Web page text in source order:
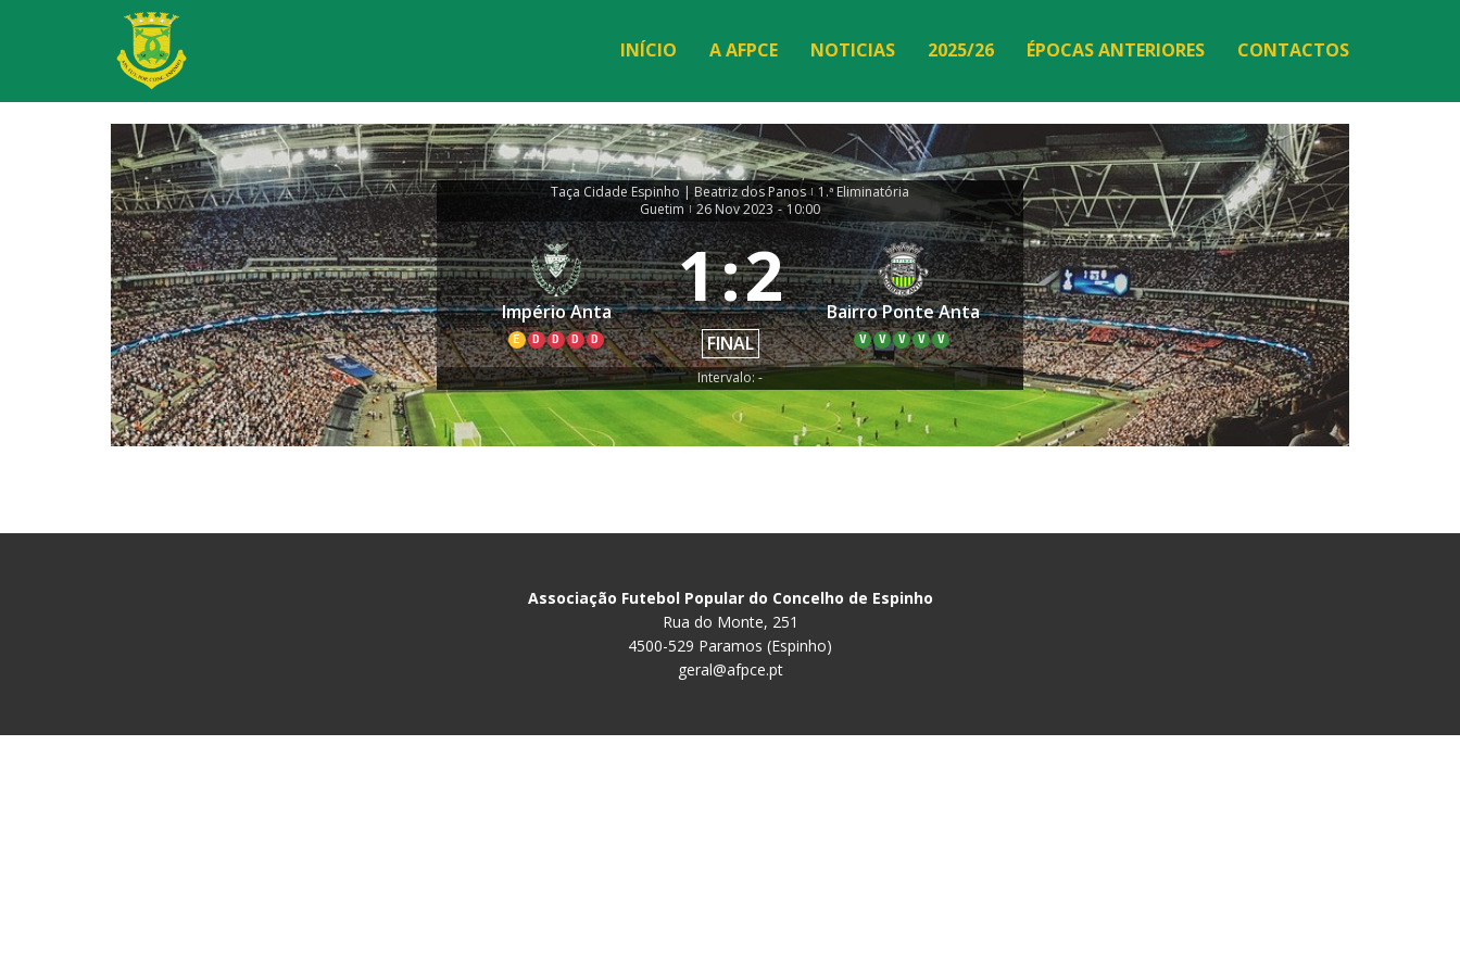
INÍCIO A AFPCE NOTICIAS 2025/26 ÉPOCAS ANTERIORES CONTACTOS
Taça Cidade Espinho | Beatriz dos Panos | 1.ª Eliminatória
Guetim | 26 Nov 2023 - 10:00
Império Anta
E D D D D
1:2
FINAL
Bairro Ponte Anta
V V V V V
Intervalo: -
Associação Futebol Popular do Concelho de Espinho
Rua do Monte, 251
4500-529 Paramos (Espinho)
geral@afpce.pt